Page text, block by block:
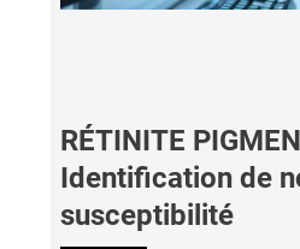
RÉTINITE
Identification de
susceptibilité